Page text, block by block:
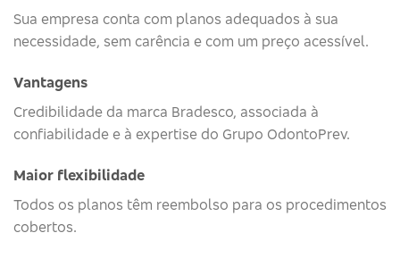
Sua empresa conta com planos adequados à sua
necessidade, sem carência e com um preço acessível.
Vantagens
Credibilidade da marca Bradesco, associada à
confiabilidade e à expertise do Grupo OdontoPrev.
Maior flexibilidade
Todos os planos têm reembolso para os procedimentos
cobertos.